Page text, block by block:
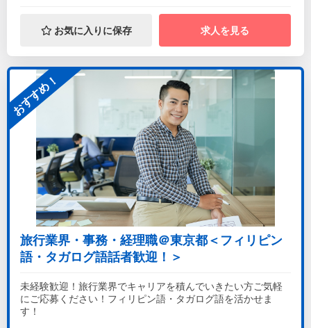
お気に入りに保存 求人を見る
おすすめ！
旅行業界・事務・経理職＠東京都＜フィリピン
語・タガログ語話者歓迎！＞
未経験歓迎！旅行業界でキャリアを積んでいきたい方ご気軽
にご応募ください！フィリピン語・タガログ語を活かせま
す！